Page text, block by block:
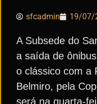
sfcadmin 19/07/
A Subsede do
a saída de
o clássico com a
Belmiro, pela
será na quarta-